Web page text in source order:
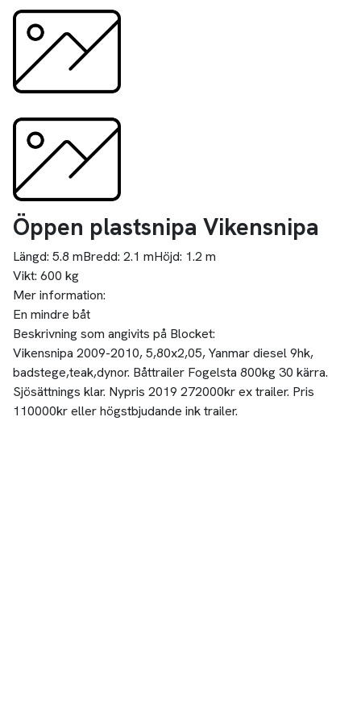
Öppen plastsnipa Vikensnipa
Längd: 5.8 mBredd: 2.1 mHöjd: 1.2 m
Vikt: 600 kg
Mer information:
En mindre båt
Beskrivning som angivits på Blocket:
Vikensnipa 2009-2010, 5,80x2,05, Yanmar diesel 9hk,
badstege,teak,dynor. Båttrailer Fogelsta 800kg 30 kärra.
Sjösättnings klar. Nypris 2019 272000kr ex trailer. Pris
110000kr eller högstbjudande ink trailer.